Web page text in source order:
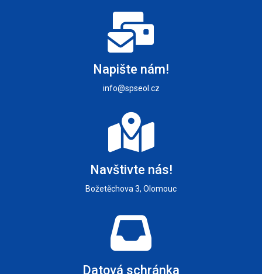
Napište nám!
info@spseol.cz
Navštivte nás!
Božetěchova 3, Olomouc
Datová schránka